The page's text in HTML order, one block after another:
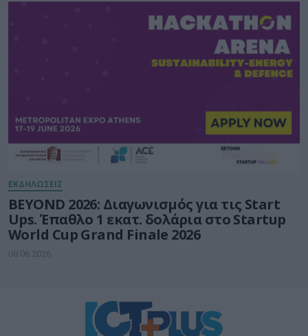
ΕΚΔΗΛΩΣΕΙΣ
BEYOND 2026: Διαγωνισμός για τις Start
Ups. Έπαθλο 1 εκατ. δολάρια στο Startup
World Cup Grand Finale 2026
08.06.2026